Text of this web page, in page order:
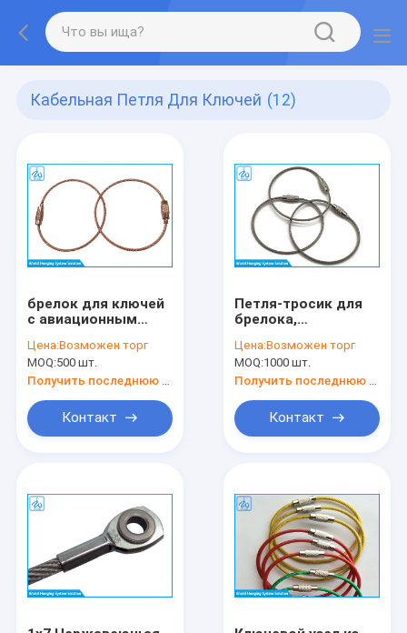
Кабельная Петля Для Ключей (12)
брелок для ключей
с авиационным
Цена:Возможен торг
MOQ:500 шт.
Контакт
Петля-тросик для
брелока,
пряжка для
багажной бирки,
брелок для ключей
из нержавеющей
стали
Цена:Возможен торг
MOQ:1000 шт.
Контакт